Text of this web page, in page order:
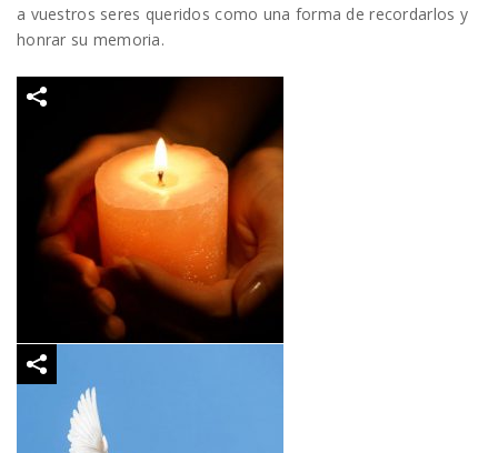
a vuestros seres queridos como una forma de recordarlos y
honrar su memoria.